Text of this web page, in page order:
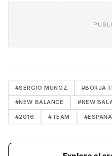
#SERGIO MUÑOZ #BORJA
#NEW BALANCE #NEW
#2016 #TEAM #ESPAÑA